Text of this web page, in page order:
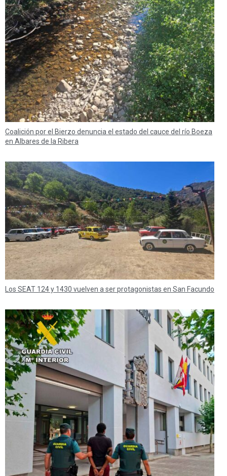
Coalición por el Bierzo denuncia el estado del cauce del río Boeza
en Albares de la Ribera
Los SEAT 124 y 1430 vuelven a ser protagonistas en San Facundo